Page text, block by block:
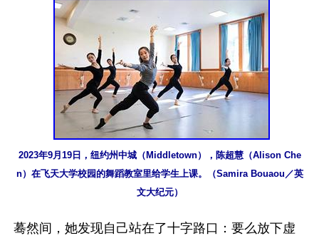
2023年9月19日，纽约州中城（Middletown），陈超慧（Alison Che
n）在飞天大学校园的舞蹈教室里给学生上课。（Samira Bouaou／英
文大纪元）
蓦然间，她发现自己站在了十字路口：要么放下虚